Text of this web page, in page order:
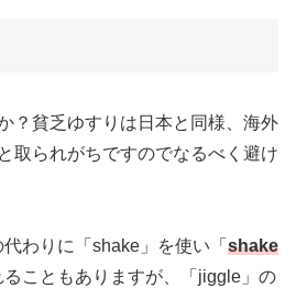
？貧乏ゆすりは日本と同様、海外
取られがちですのでなるべく避け
わりに「shake」を使い「 shake
ることもありますが、「jiggle」の